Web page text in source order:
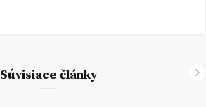
Súvisiace články